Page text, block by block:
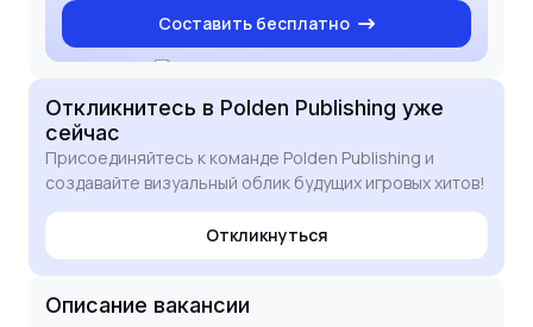
Составить бесплатно
Откликнитесь в Polden Publishing уже
сейчас
Присоединяйтесь к команде Polden Publishing и
создавайте визуальный облик будущих игровых хитов!
Откликнуться
Описание вакансии